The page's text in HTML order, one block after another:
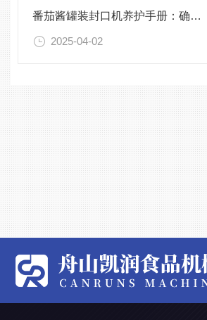
番茄酱罐装封口机养护手册：确保设备高效运行
2025-04-02